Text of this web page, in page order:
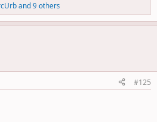
and 9 others
#125